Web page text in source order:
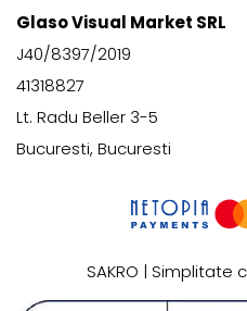
Glaso Visual Market SRL
J40/8397/2019
41318827
Lt. Radu Beller 3-5
Bucuresti, Bucuresti
SAKRO | Simplitate